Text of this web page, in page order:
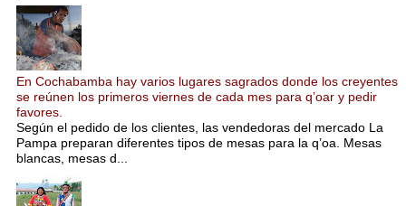
En Cochabamba hay varios lugares sagrados donde los creyentes
se reúnen los primeros viernes de cada mes para q’oar y pedir
favores.
Según el pedido de los clientes, las vendedoras del mercado La
Pampa preparan diferentes tipos de mesas para la q’oa. Mesas
blancas, mesas d...